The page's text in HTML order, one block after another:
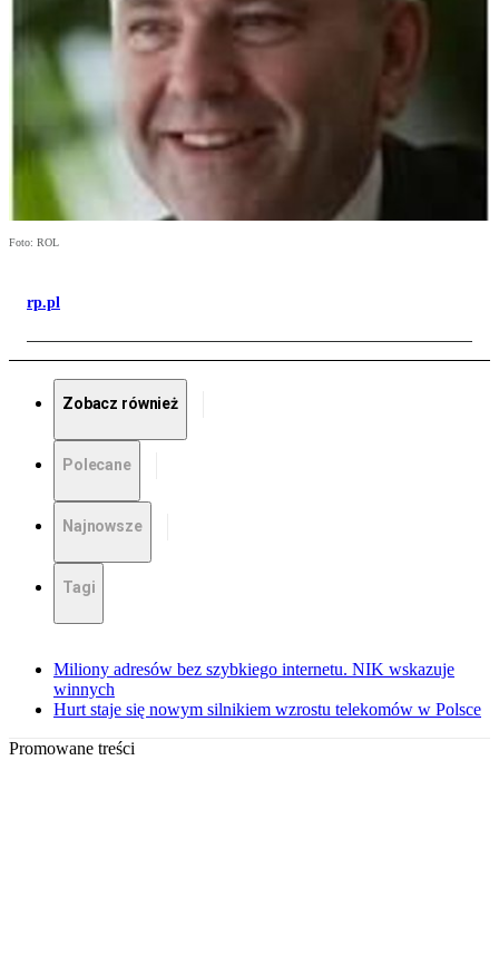
Foto: ROL
rp.pl
Zobacz również
Polecane
Najnowsze
Tagi
Miliony adresów bez szybkiego internetu. NIK wskazuje
winnych
Hurt staje się nowym silnikiem wzrostu telekomów w Polsce
Promowane treści